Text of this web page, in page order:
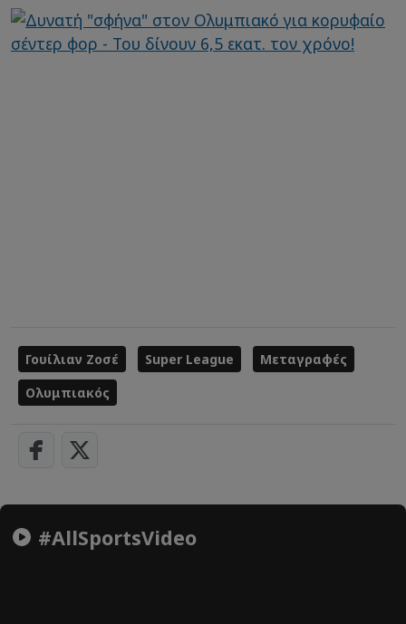
Γουίλιαν Ζοσέ Super League
Μεταγραφές
Ολυμπιακός
#AllSportsVideo